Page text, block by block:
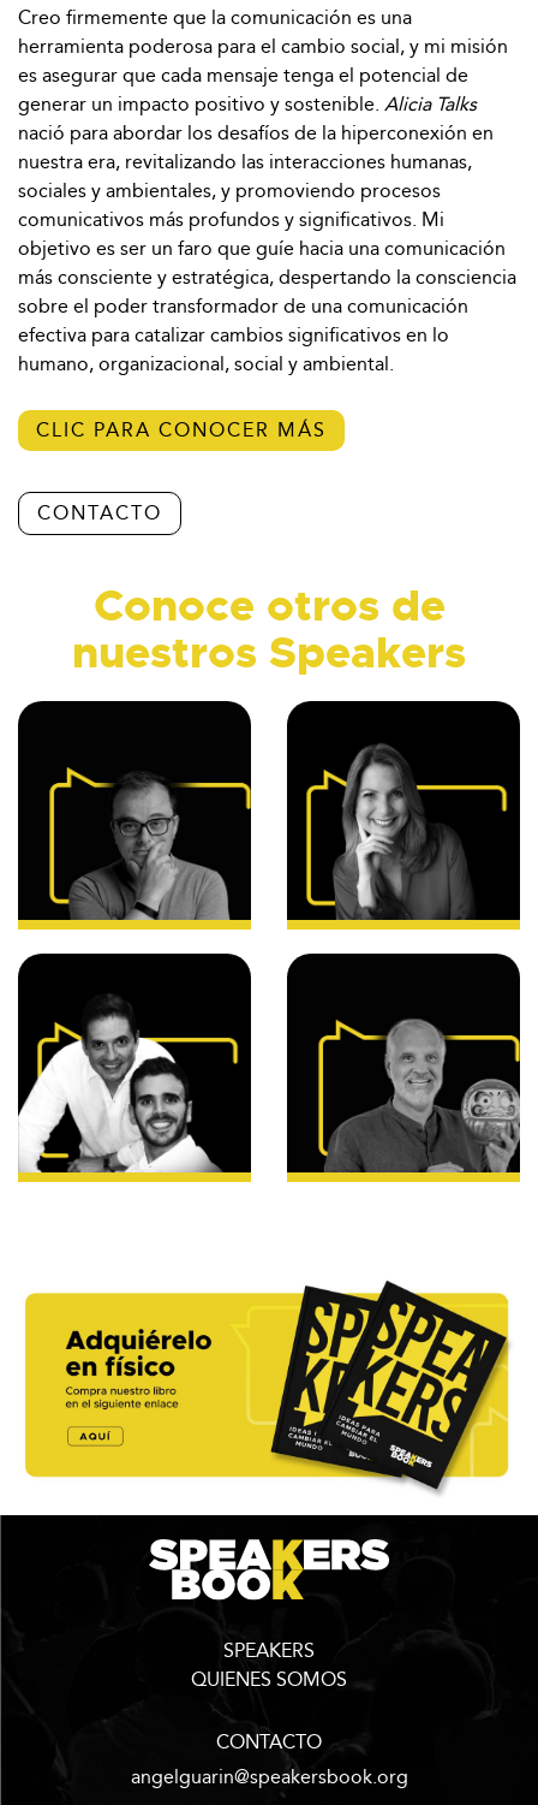
Creo firmemente que la comunicación es una
herramienta poderosa para el cambio social, y mi misión
es asegurar que cada mensaje tenga el potencial de
generar un impacto positivo y sostenible. Alicia Talks
nació para abordar los desafíos de la hiperconexión en
nuestra era, revitalizando las interacciones humanas,
sociales y ambientales, y promoviendo procesos
comunicativos más profundos y significativos. Mi
objetivo es ser un faro que guíe hacia una comunicación
más consciente y estratégica, despertando la consciencia
sobre el poder transformador de una comunicación
efectiva para catalizar cambios significativos en lo
humano, organizacional, social y ambiental.
CLIC PARA CONOCER MÁS
CONTACTO
Conoce otros de
nuestros Speakers
SPEAKERS
QUIENES SOMOS
CONTACTO
angelguarin@speakersbook.org